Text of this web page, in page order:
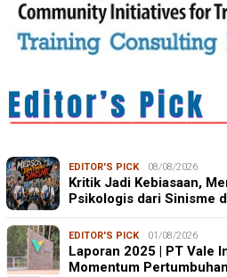
EDITOR'S PICK 08/08/2026
Kritik Jadi Kebiasaan,
Psikologis dari Sinisme
EDITOR'S PICK 01/08/2026
Laporan 2025 | PT Vale
Momentum